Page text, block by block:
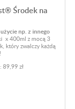
Środek na
użycie np. z innego
x 400ml z mocą 3
który zwalczy każdą
89,99 zł